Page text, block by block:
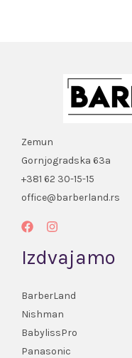
Zemun
Gornjogradska 63a
+381 62 30-15-15
office@barberland.rs
Izdvajamo
BarberLand
Nishman
BabylissPro
Panasonic